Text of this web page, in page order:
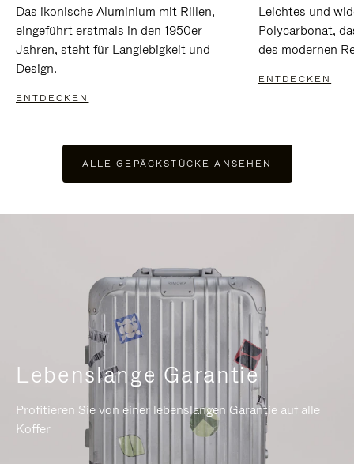
Das ikonische Aluminium mit Rillen,
eingeführt erstmals in den 1950er
Jahren, steht für Langlebigkeit und
Design.
ENTDECKEN
Leichtes und
Polycarbonat,
des modernen
ENTDECKEN
ALLE GEPÄCKSTÜCKE ANSEHEN
Lebenslange Garantie
Profitieren Sie von einer lebenslangen Garantie auf alle
Koffer